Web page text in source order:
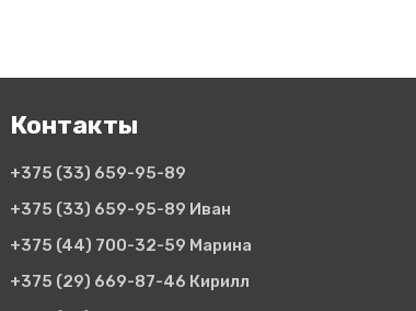
Контакты
+375 (33) 659-95-89
+375 (33) 659-95-89 Иван
+375 (44) 700-32-59 Марина
+375 (29) 669-87-46 Кирилл